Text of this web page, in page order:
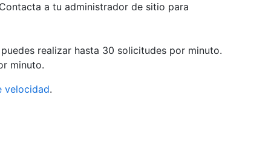
a tu administrador de sitio para
realizar hasta 30 solicitudes por minuto.
minuto.
velocidad.